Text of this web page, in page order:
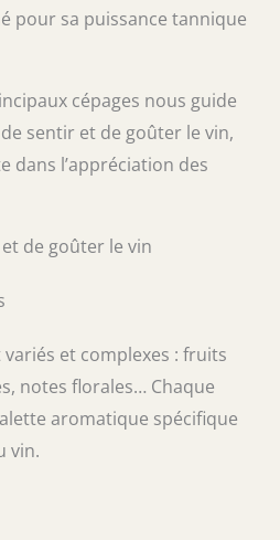
pour sa puissance tannique
cépages nous guide
sentir et de goûter le vin,
dans l’appréciation des
de goûter le vin
et complexes : fruits
notes florales… Chaque
aromatique spécifique
vin.